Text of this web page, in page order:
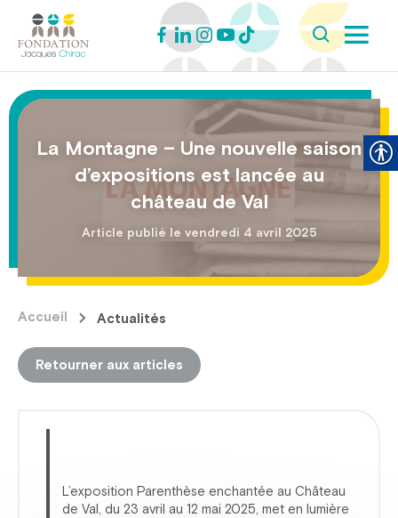
La Montagne – Une nouvelle saison
d’expositions est lancée au
château de Val
Article publié le vendredi 4 avril 2025
Accueil Actualités
Retourner aux articles
L’exposition Parenthèse enchantée au Château
de Val, du 23 avril au 12 mai 2025, met en lumière